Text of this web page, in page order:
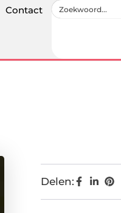
Contact
Delen: